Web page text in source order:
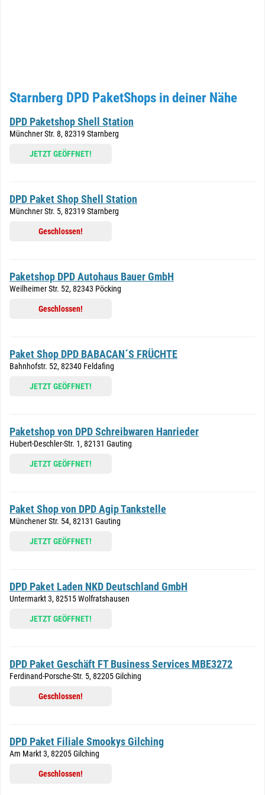
Starnberg DPD PaketShops in deiner Nähe
DPD Paketshop Shell Station
Münchner Str. 8, 82319 Starnberg
JETZT GEÖFFNET!
DPD Paket Shop Shell Station
Münchner Str. 5, 82319 Starnberg
Geschlossen!
Paketshop DPD Autohaus Bauer GmbH
Weilheimer Str. 52, 82343 Pöcking
Geschlossen!
Paket Shop DPD BABACAN´S FRÜCHTE
Bahnhofstr. 52, 82340 Feldafing
JETZT GEÖFFNET!
Paketshop von DPD Schreibwaren Hanrieder
Hubert-Deschler-Str. 1, 82131 Gauting
JETZT GEÖFFNET!
Paket Shop von DPD Agip Tankstelle
Münchener Str. 54, 82131 Gauting
JETZT GEÖFFNET!
DPD Paket Laden NKD Deutschland GmbH
Untermarkt 3, 82515 Wolfratshausen
JETZT GEÖFFNET!
DPD Paket Geschäft FT Business Services MBE3272
Ferdinand-Porsche-Str. 5, 82205 Gilching
Geschlossen!
DPD Paket Filiale Smookys Gilching
Am Markt 3, 82205 Gilching
Geschlossen!